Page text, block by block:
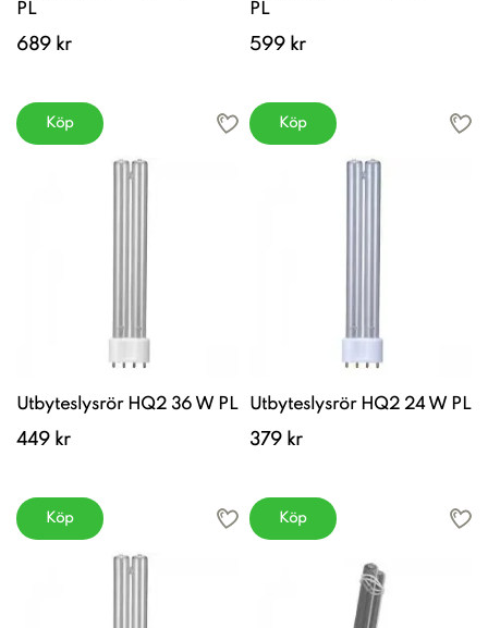
PL
689 kr
Köp
PL
599 kr
Köp
Utbyteslysrör HQ2 36 W PL
449 kr
Köp
Utbyteslysrör HQ2 24 W PL
379 kr
Köp